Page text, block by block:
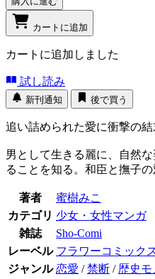
カートに追加
カートに追加しました
試し読み
新刊通知 後で買う
追い詰められた愛に衝撃の
男として生きる麗に、自然
ることを知る。和臣と撫子
著者
蜜樹みこ
カテゴリ 少女・女性マンガ
雑誌
Sho-Comi
レーベル フラワーコミック
ジャンル 恋愛 /禁断 / 歴史モ